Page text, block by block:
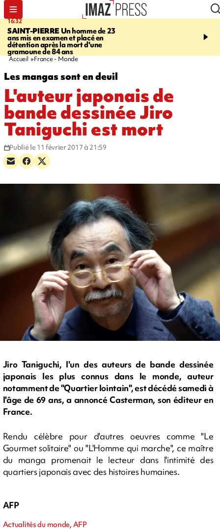
16:32
SAINT-PIERREUn homme de 23
ans mis en examen et placé en
détention après la mort d'une
gramoune de 84 ans
21:08
et Turquie scellent un
Accueil France - Monde
Les mangas sont en deuil
L'auteur japonais de
bande dessinée Jiro
Taniguchi est mort
Publié le 11 février 2017 à 21:59
Jiro Taniguchi, l'un des auteurs de bande dessinée
japonais les plus connus dans le monde, auteur
notamment de "Quartier lointain", est décédé samedi à
l'âge de 69 ans, a annoncé Casterman, son éditeur en
France.
Rendu célèbre pour d'autres oeuvres comme "Le
Gourmet solitaire" ou "L'Homme qui marche", ce maître
du manga promenait le lecteur dans l'intimité des
quartiers japonais avec des histoires humaines.
AFP
Actualités du monde, AFP